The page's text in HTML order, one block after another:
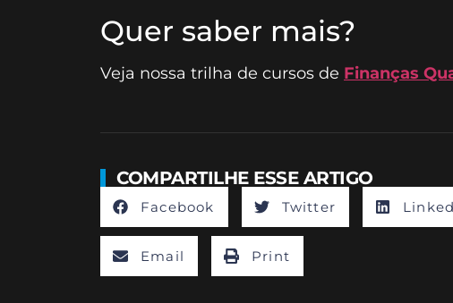
Quer saber mais?
Veja nossa trilha de cursos de Finanças
COMPARTILHE ESSE ARTIGO
Facebook Twitter
Email Print